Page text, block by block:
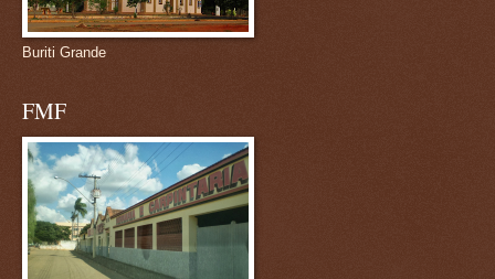
Buriti Grande
FMF